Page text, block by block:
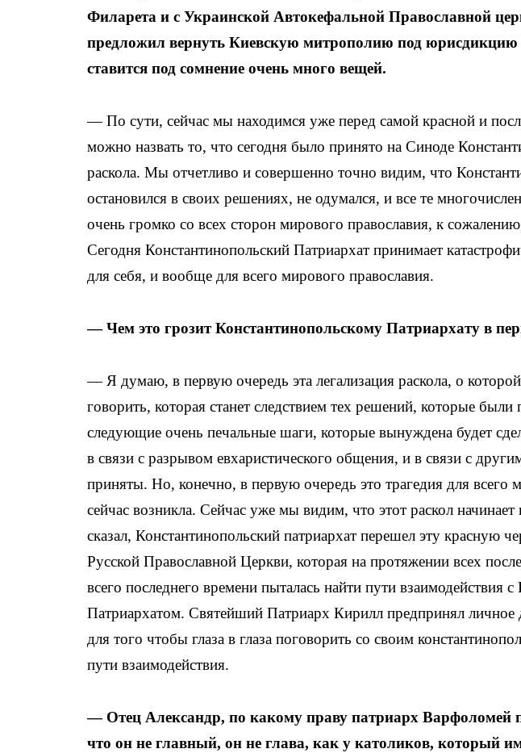
Филарета и с Украинской Автокефальной Православной
предложил вернуть Киевскую митрополию под юрисдикцию
ставится под сомнение очень много вещей.
— По сути, сейчас мы находимся уже перед самой красной и
можно назвать то, что сегодня было принято на Синоде
раскола. Мы отчетливо и совершенно точно видим, что
остановился в своих решениях, не одумался, и все те
очень громко со всех сторон мирового православия, к
Сегодня Константинопольский Патриархат принимает
для себя, и вообще для всего мирового православия.
— Чем это грозит Константинопольскому Патриархату в
— Я думаю, в первую очередь эта легализация раскола, о
говорить, которая станет следствием тех решений, которые были
следующие очень печальные шаги, которые вынуждена будет
в связи с разрывом евхаристического общения, и в связи с
приняты. Но, конечно, в первую очередь это трагедия для всего
сейчас возникла. Сейчас уже мы видим, что этот раскол
сказал, Константинопольский патриархат перешел эту красную
Русской Православной Церкви, которая на протяжении всех
всего последнего времени пыталась найти пути взаимодействия
Патриархатом. Святейший Патриарх Кирилл предпринял личное
для того чтобы глаза в глаза поговорить со своим
пути взаимодействия.
— Отец Александр, по какому праву патриарх Варфоломей
что он не главный, он не глава, как у католиков, который